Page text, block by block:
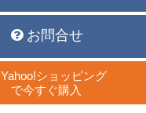
お問合せ
Yahoo!ショッピング
で今すぐ購入